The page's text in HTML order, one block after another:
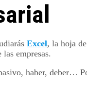
Excel, la hoja
empresas.
haber, deber…